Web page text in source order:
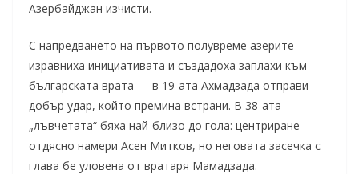
Азербайджан изчисти.
С напредването на първото полувреме азерите
изравниха инициативата и създадоха заплахи към
българската врата — в 19-ата Ахмадзада отправи
добър удар, който премина встрани. В 38-ата
„лъвчетата“ бяха най-близо до гола: центриране
отдясно намери Асен Митков, но неговата засечка с
глава бе уловена от вратаря Мамадзада.